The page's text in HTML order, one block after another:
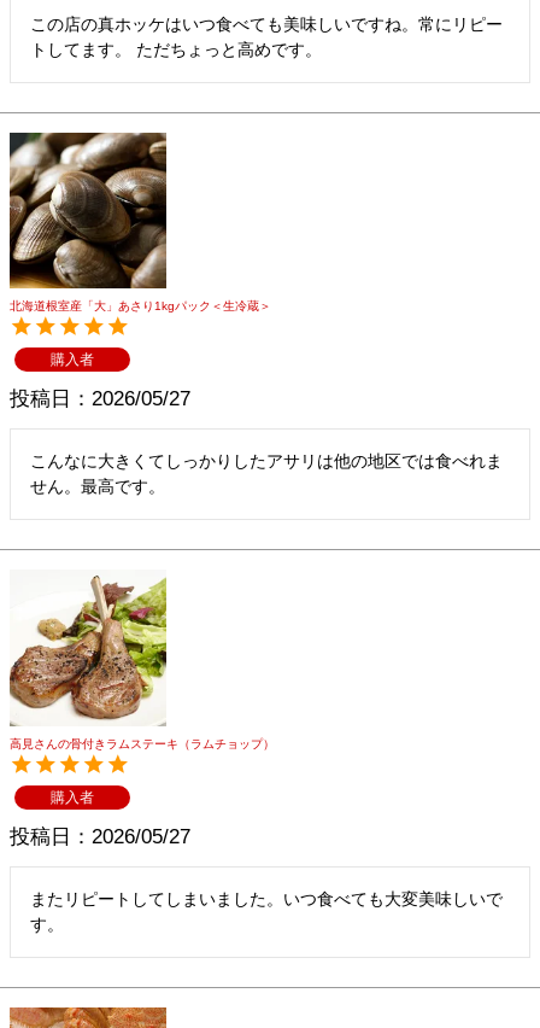
この店の真ホッケはいつ食べても美味しいですね。常にリピー
トしてます。 ただちょっと高めです。
北海道根室産「大」あさり1kgパック＜生冷蔵＞
購入者
投稿日 2026/05/27
こんなに大きくてしっかりしたアサリは他の地区では食べれま
せん。最高です。
高見さんの骨付きラムステーキ（ラムチョップ）
購入者
投稿日 2026/05/27
またリピートしてしまいました。いつ食べても大変美味しいで
す。